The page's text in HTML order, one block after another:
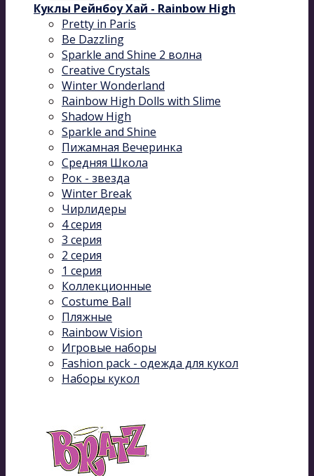
Куклы Рейнбоу Хай - Rainbow High
Pretty in Paris
Be Dazzling
Sparkle and Shine 2 волна
Сreative Сrystals
Winter Wonderland
Rainbow High Dolls with Slime
Shadow High
Sparkle and Shine
Пижамная Вечеринка
Средняя Школа
Рок - звезда
Winter Break
Чирлидеры
4 серия
3 серия
2 серия
1 серия
Коллекционные
Costume Ball
Пляжные
Rainbow Vision
Игровые наборы
Fashion pack - одежда для кукол
Наборы кукол